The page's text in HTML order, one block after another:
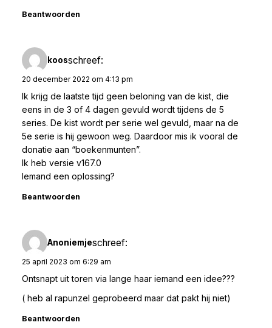
Beantwoorden
koosschreef:
20 december 2022 om 4:13 pm
Ik krijg de laatste tijd geen beloning van de kist, die
eens in de 3 of 4 dagen gevuld wordt tijdens de 5
series. De kist wordt per serie wel gevuld, maar na de
5e serie is hij gewoon weg. Daardoor mis ik vooral de
donatie aan “boekenmunten”.
Ik heb versie v167.0
Iemand een oplossing?
Beantwoorden
Anoniemjeschreef:
25 april 2023 om 6:29 am
Ontsnapt uit toren via lange haar iemand een idee???
( heb al rapunzel geprobeerd maar dat pakt hij niet)
Beantwoorden